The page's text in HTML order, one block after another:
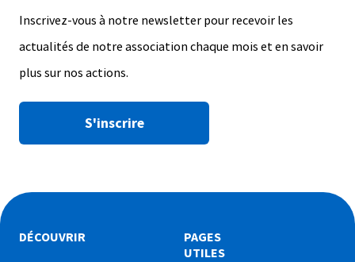
Inscrivez-vous à notre newsletter pour recevoir les
actualités de notre association chaque mois et en savoir
plus sur nos actions.
S'inscrire
DÉCOUVRIR
PAGES
UTILES